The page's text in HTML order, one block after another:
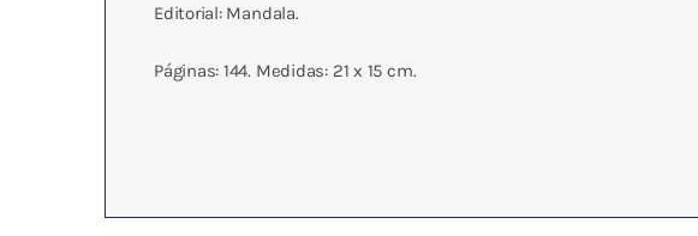
Editorial: Mandala.
Páginas: 144. Medidas: 21 x 15 cm.